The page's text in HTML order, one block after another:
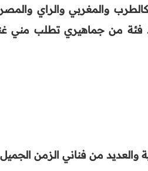
والمغربي والراي
فئة من جماهيري تطلب مني
والعديد من فناني الزمن الجميل